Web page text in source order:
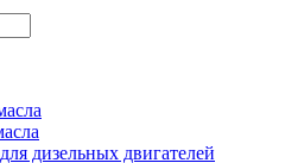
дизельных двигателей